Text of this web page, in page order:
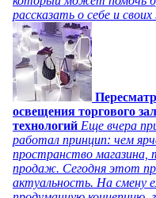
рассказать о себе и своих
освещения торгового
технологий Еще вчера
работал принцип: чем
пространство магазина,
продаж. Сегодня этот
актуальность. На смену